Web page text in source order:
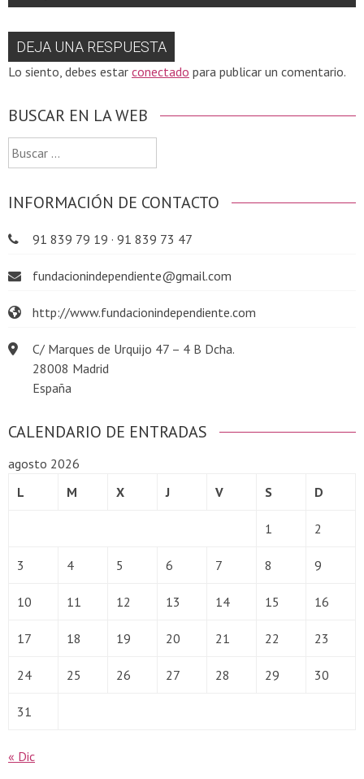
DEJA UNA RESPUESTA
Lo siento, debes estar conectado para publicar un comentario.
BUSCAR EN LA WEB
Buscar:
INFORMACIÓN DE CONTACTO
91 839 79 19 · 91 839 73 47
fundacionindependiente@gmail.com
http://www.fundacionindependiente.com
C/ Marques de Urquijo 47 – 4 B Dcha.
28008 Madrid
España
CALENDARIO DE ENTRADAS
agosto 2026
L
M X J V S D
1 2
3 4 5 6 7 8 9
10 11 12 13 14 15 16
17 18 19 20 21 22 23
24 25 26 27 28 29 30
31
« Dic